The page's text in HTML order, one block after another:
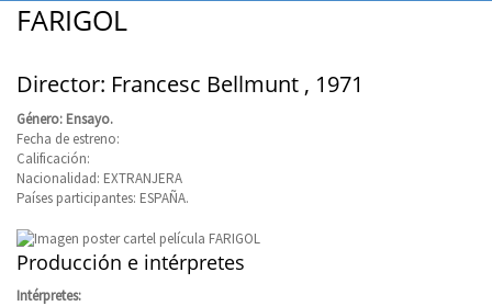
FARIGOL
Director: Francesc Bellmunt , 1971
Género: Ensayo.
Fecha de estreno:
Calificación:
Nacionalidad: EXTRANJERA
Países participantes: ESPAÑA.
Producción e intérpretes
Intérpretes: